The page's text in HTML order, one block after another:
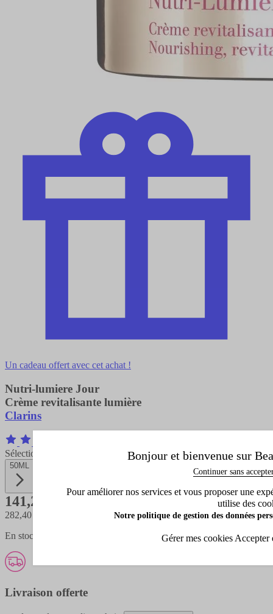
Un cadeau offert avec cet achat !
Nutri-lumiere Jour
Crème revitalisante lumière
Clarins
Sélectionnez la contenance
50ML
141,20 €
282,40 €
En stock - expédié en 1 à 3 jours
Livraison offerte
Bonjour et bienvenue sur
Continuer sans
Pour améliorer nos services et vous proposer une
utilise des
Notre politique de gestion des données
Gérer mes cookies Accepter